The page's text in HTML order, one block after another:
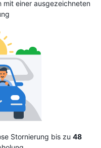
mit einer ausgezeichneten
Stornierung bis zu 48